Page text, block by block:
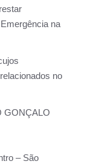
na
no
GONÇALO
– São